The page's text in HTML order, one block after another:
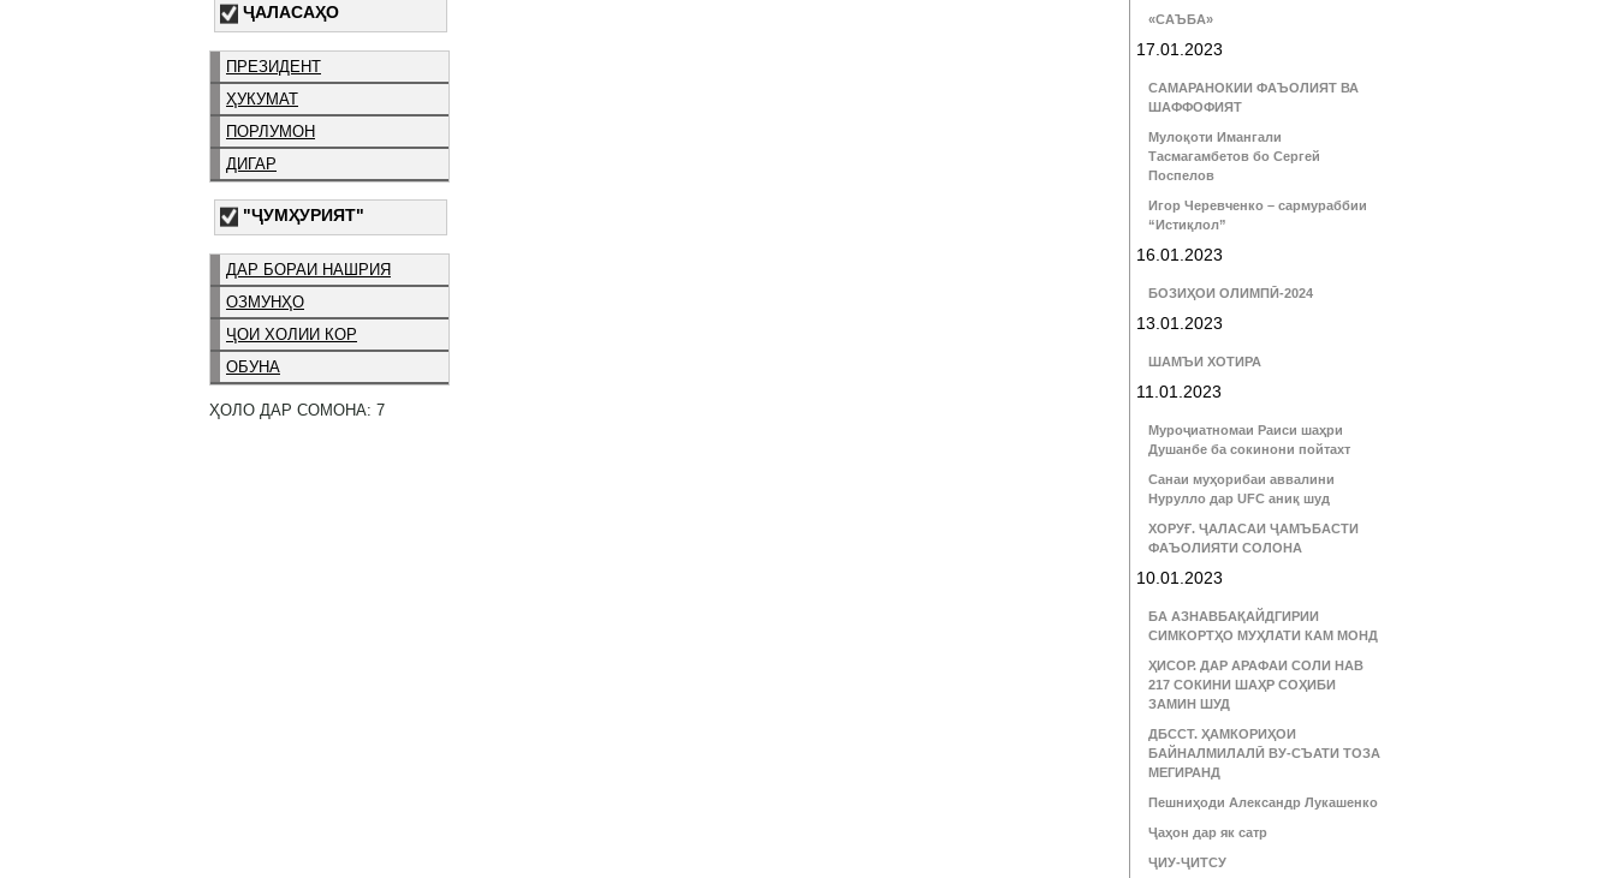
ҶАЛАСАҲО
ПРЕЗИДЕНТ
ҲУКУМАТ
ПОРЛУМОН
ДИГАР
"ҶУМҲУРИЯТ"
ДАР БОРАИ НАШРИЯ
ОЗМУНҲО
ҶОИ ХОЛИИ КОР
ОБУНА
ҲОЛО ДАР СОМОНА: 7
«САЪБА»
17.01.2023
САМАРАНОКИИ ФАЪОЛИЯТ ВА
ШАФФОФИЯТ
Мулоқоти Имангали
Тасмагамбетов бо Сергей
Поспелов
Игор Черевченко – сармураббии
“Истиқлол”
16.01.2023
БОЗИҲОИ ОЛИМПӢ-2024
13.01.2023
ШАМЪИ ХОТИРА
11.01.2023
Муроҷиатномаи Раиси шаҳри
Душанбе ба сокинони пойтахт
Санаи муҳорибаи аввалини
Нурулло дар UFC аниқ шуд
ХОРУҒ. ҶАЛАСАИ ҶАМЪБАСТИ
ФАЪОЛИЯТИ СОЛОНА
10.01.2023
БА АЗНАВБАҚАЙДГИРИИ
СИМКОРТҲО МУҲЛАТИ КАМ МОНД
ҲИСОР. ДАР АРАФАИ СОЛИ НАВ
217 СОКИНИ ШАҲР СОҲИБИ
ЗАМИН ШУД
ДБССТ. ҲАМКОРИҲОИ
БАЙНАЛМИЛАЛӢ ВУ-СЪАТИ ТОЗА
МЕГИРАНД
Пешниҳоди Александр Лукашенко
Ҷаҳон дар як сатр
ҶИУ-ҶИТСУ